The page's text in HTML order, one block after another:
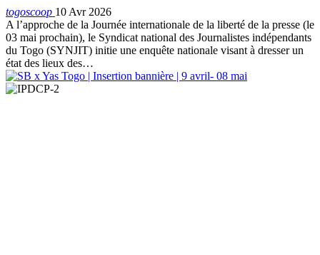
togoscoop 10 Avr 2026
A l’approche de la Journée internationale de la liberté de la presse (le
03 mai prochain), le Syndicat national des Journalistes indépendants
du Togo (SYNJIT) initie une enquête nationale visant à dresser un
état des lieux des…